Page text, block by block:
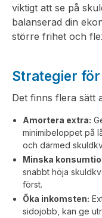
viktigt att se på
balanserad din
större frihet och
Strategier
Det finns flera sätt
Amortera extra:
minimibeloppet på
och därmed
Minska
snabbt höja
först.
Öka inkomsten:
sidojobb, kan ge